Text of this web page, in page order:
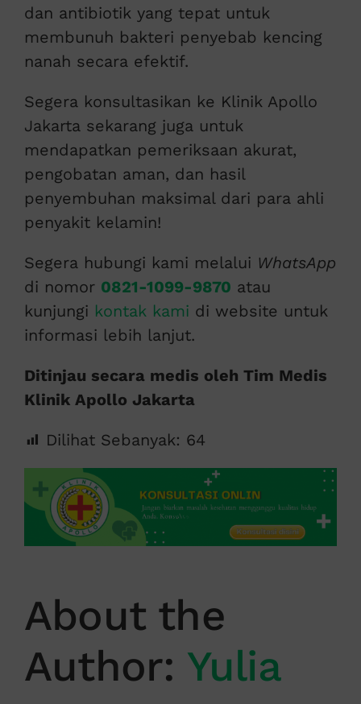
dan antibiotik yang tepat untuk
membunuh bakteri penyebab kencing
nanah secara efektif.
Segera konsultasikan ke Klinik Apollo
Jakarta sekarang juga untuk
mendapatkan pemeriksaan akurat,
pengobatan aman, dan hasil
penyembuhan maksimal dari para ahli
penyakit kelamin!
Segera hubungi kami melalui WhatsApp
di nomor 0821-1099-9870 atau
kunjungi kontak kami di website untuk
informasi lebih lanjut.
Ditinjau secara medis oleh Tim Medis
Klinik Apollo Jakarta
Dilihat Sebanyak: 64
About the
Author: Yulia